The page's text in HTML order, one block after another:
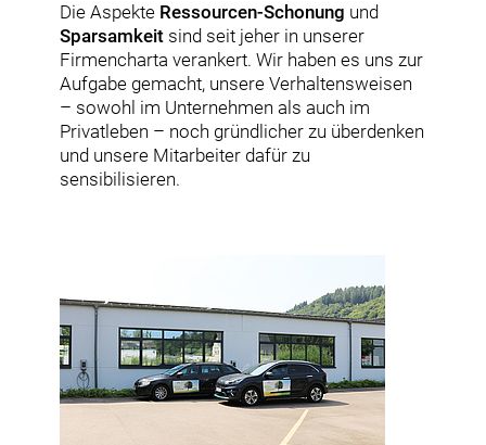
Die Aspekte Ressourcen-Schonung und
Sparsamkeit sind seit jeher in unserer
Firmencharta verankert. Wir haben es uns zur
Aufgabe gemacht, unsere Verhaltensweisen
– sowohl im Unternehmen als auch im
Privatleben – noch gründlicher zu überdenken
und unsere Mitarbeiter dafür zu
sensibilisieren.